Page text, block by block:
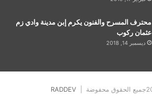
محترف المسرح والفنون يكرم إبن مدينة وادي زم
عثمان ركوب
ديسمبر 14, 2018
RADDEV